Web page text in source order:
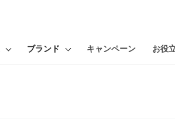
ブランド キャンペーン お役